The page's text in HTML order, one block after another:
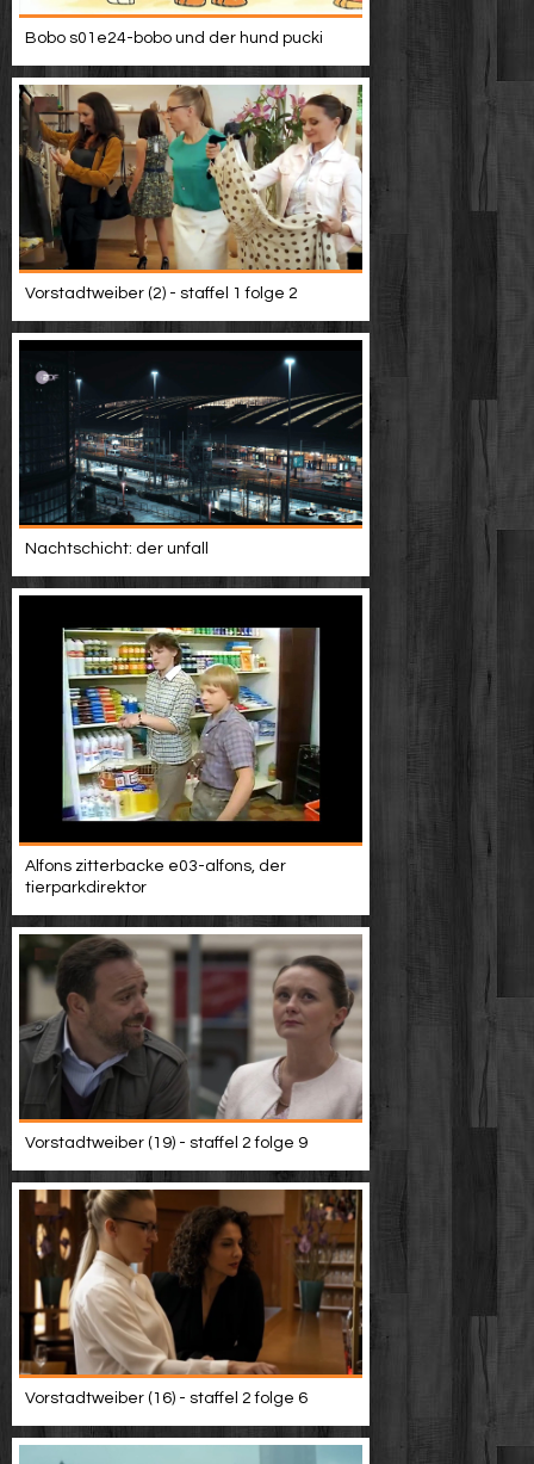
Bobo s01e24-bobo und der hund pucki
Vorstadtweiber (2) - staffel 1 folge 2
Nachtschicht: der unfall
Alfons zitterbacke e03-alfons, der
tierparkdirektor
Vorstadtweiber (19) - staffel 2 folge 9
Vorstadtweiber (16) - staffel 2 folge 6